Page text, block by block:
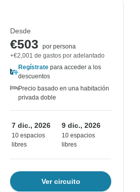
Desde
€503
por persona
+€2,001 de gastos por adelantado
Regístrate para acceder a los
descuentos
Precio basado en una habitación
privada doble
7 dic., 2026
10 espacios
libres
9 dic., 2026
10 espacios
libres
Ver circuito